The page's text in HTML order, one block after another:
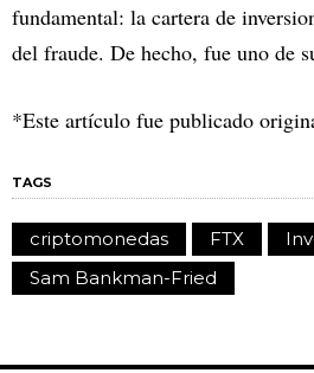
fundamental: la cartera de
del fraude. De hecho, fue uno de
*Este artículo fue publicado
TAGS
criptomonedas FTX
Sam Bankman-Fried